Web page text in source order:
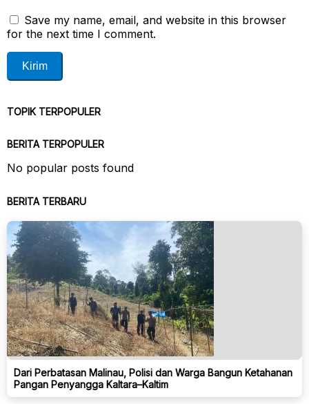
Save my name, email, and website in this browser
for the next time I comment.
TOPIK TERPOPULER
BERITA TERPOPULER
No popular posts found
BERITA TERBARU
Dari Perbatasan Malinau, Polisi dan Warga Bangun Ketahanan
Pangan Penyangga Kaltara–Kaltim